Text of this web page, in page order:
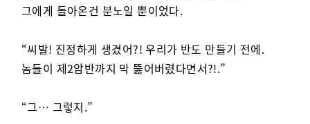
그에게 돌아온건 분노일 뿐이었다.
“씨발! 진정하게 생겼어?! 우리가 반도 만들기 전에.
놈들이 제2암반까지 막 뚫어버렸다면서?!.”
“그… 그렇지.”